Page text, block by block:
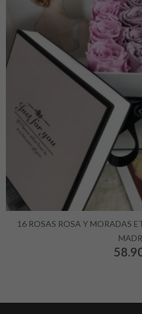
16 ROSAS ROSA Y MORADAS